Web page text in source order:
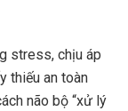
stress, chịu áp
thiếu an toàn
não bộ “xử lý